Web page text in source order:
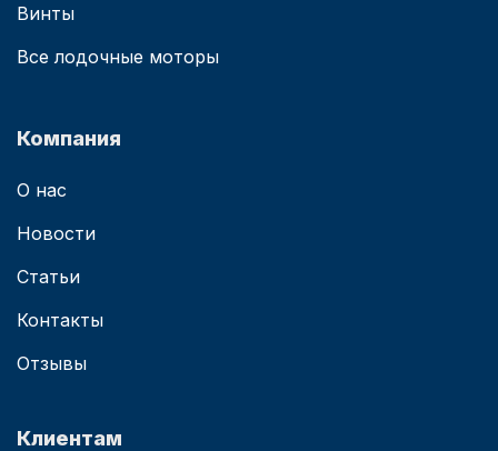
Винты
Все лодочные моторы
Компания
О нас
Новости
Статьи
Контакты
Отзывы
Клиентам